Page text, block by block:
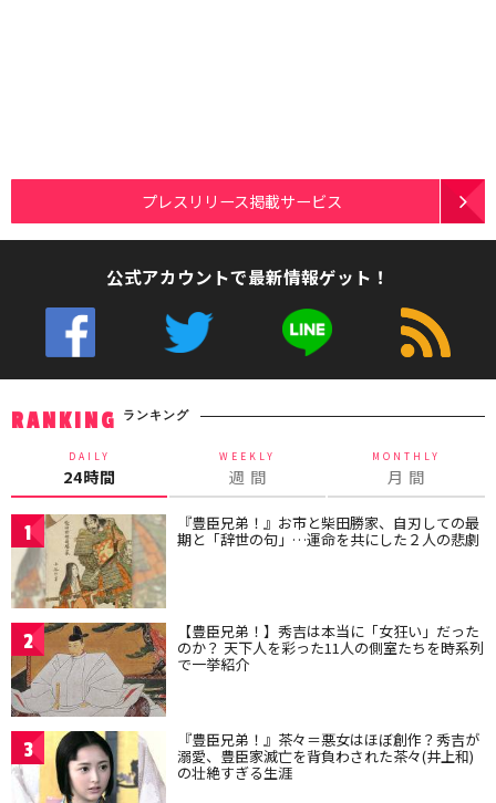
プレスリリース掲載サービス
公式アカウントで最新情報ゲット！
RANKING ランキング
DAILY
24時間
WEEKLY
週 間
MONTHLY
月 間
1 『豊臣兄弟！』お市と柴田勝家、自刃しての最
期と「辞世の句」…運命を共にした２人の悲劇
2 【豊臣兄弟！】秀吉は本当に「女狂い」だった
のか？ 天下人を彩った11人の側室たちを時系列
で一挙紹介
3 『豊臣兄弟！』茶々＝悪女はほぼ創作？秀吉が
溺愛、豊臣家滅亡を背負わされた茶々(井上和)
の壮絶すぎる生涯